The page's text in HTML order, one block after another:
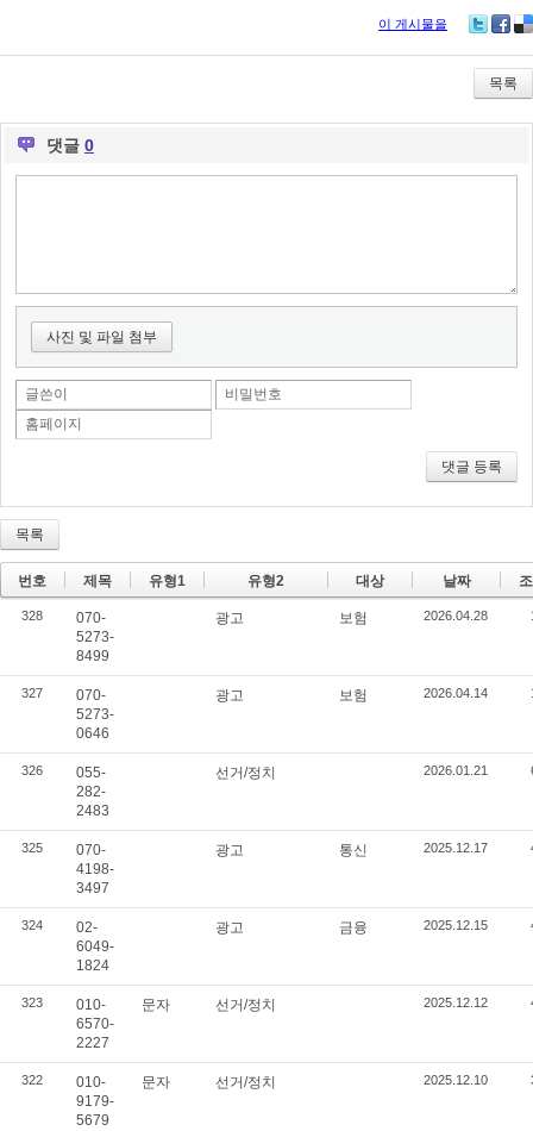
이 게시물을
itte ce
bo
ok
lici
ou
s
목록
댓글 0
사진 및 파일 첨부
글쓴이
비밀번호
홈페이지
댓글 등록
목록
번호 제목 유형1 유형2 대상 날짜
328
070-
5273-
8499
광고 보험 2026.04.28
327
070-
5273-
0646
광고 보험 2026.04.14
326
055-
282-
2483
선거/정치 2026.01.21
325
070-
4198-
3497
광고 통신 2025.12.17
324
02-
6049-
1824
광고 금융 2025.12.15
323
010-
6570-
2227
문자 선거/정치 2025.12.12
322
010-
9179-
5679
문자 선거/정치 2025.12.10